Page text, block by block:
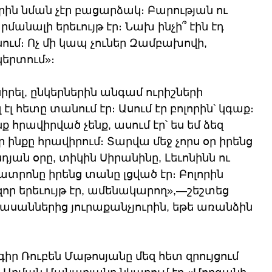
նման չէր բացարձակ։ Բարության ու
երեւույթ էր։ Նախ ինչի՞ էին էդ
Ոչ մի կապ չուներ Զամբախովի,
ընկերներին անգամ ուրիշների
հետը տանում էր։ Ասում էր բոլորին՝ կգաք։
հրավիրված չենք, ասում էր՝ ես եմ ձեզ
ինքը հրավիրում։ Տարվա մեջ չորս օր իրենց
օրը, տիկին Սիրանինը, Լեւոնինն ու
իրենց տանը լցված էր։ Բոլորին
երեւույթ էր, ամենակարող»,—շեշտեց
յուրաքանչյուրին, եթե առանձին
Ռուբեն Մաթոսյանը մեզ հետ զրույցում